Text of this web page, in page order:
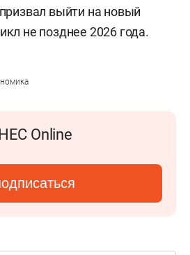
выйти на новый
не позднее 2026 года.
Online